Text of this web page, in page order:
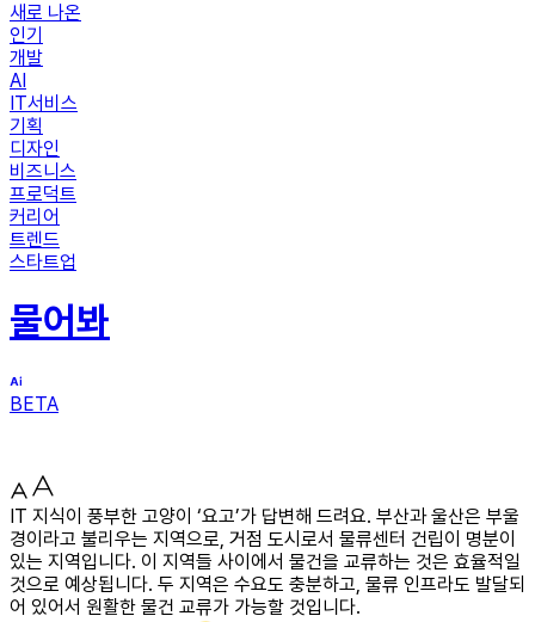
새로 나온
인기
개발
AI
IT서비스
기획
디자인
비즈니스
프로덕트
커리어
트렌드
스타트업
물어봐
BETA
IT 지식이 풍부한 고양이 ‘요고’가 답변해 드려요. 부산과 울산은 부울
경이라고 불리우는 지역으로, 거점 도시로서 물류센터 건립이 명분이
있는 지역입니다. 이 지역들 사이에서 물건을 교류하는 것은 효율적일
것으로 예상됩니다. 두 지역은 수요도 충분하고, 물류 인프라도 발달되
어 있어서 원활한 물건 교류가 가능할 것입니다.